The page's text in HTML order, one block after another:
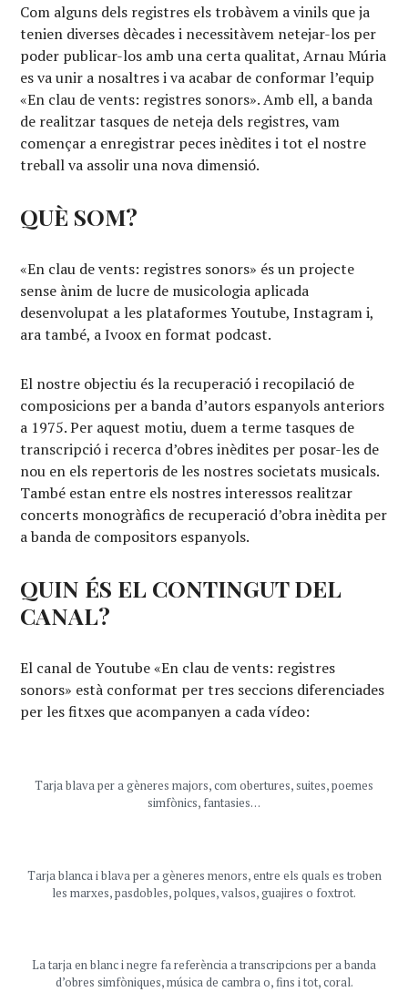
Com alguns dels registres els trobàvem a vinils que ja
tenien diverses dècades i necessitàvem netejar-los per
poder publicar-los amb una certa qualitat, Arnau Múria
es va unir a nosaltres i va acabar de conformar l’equip
«En clau de vents: registres sonors». Amb ell, a banda
de realitzar tasques de neteja dels registres, vam
començar a enregistrar peces inèdites i tot el nostre
treball va assolir una nova dimensió.
QUÈ SOM?
«En clau de vents: registres sonors» és un projecte
sense ànim de lucre de musicologia aplicada
desenvolupat a les plataformes Youtube, Instagram i,
ara també, a Ivoox en format podcast.
El nostre objectiu és la recuperació i recopilació de
composicions per a banda d’autors espanyols anteriors
a 1975. Per aquest motiu, duem a terme tasques de
transcripció i recerca d’obres inèdites per posar-les de
nou en els repertoris de les nostres societats musicals.
També estan entre els nostres interessos realitzar
concerts monogràfics de recuperació d’obra inèdita per
a banda de compositors espanyols.
QUIN ÉS EL CONTINGUT DEL
CANAL?
El canal de Youtube «En clau de vents: registres
sonors» està conformat per tres seccions diferenciades
per les fitxes que acompanyen a cada vídeo:
Tarja blava per a gèneres majors, com obertures, suites, poemes
simfònics, fantasies…
Tarja blanca i blava per a gèneres menors, entre els quals es troben
les marxes, pasdobles, polques, valsos, guajires o foxtrot.
La tarja en blanc i negre fa referència a transcripcions per a banda
d’obres simfòniques, música de cambra o, fins i tot, coral.